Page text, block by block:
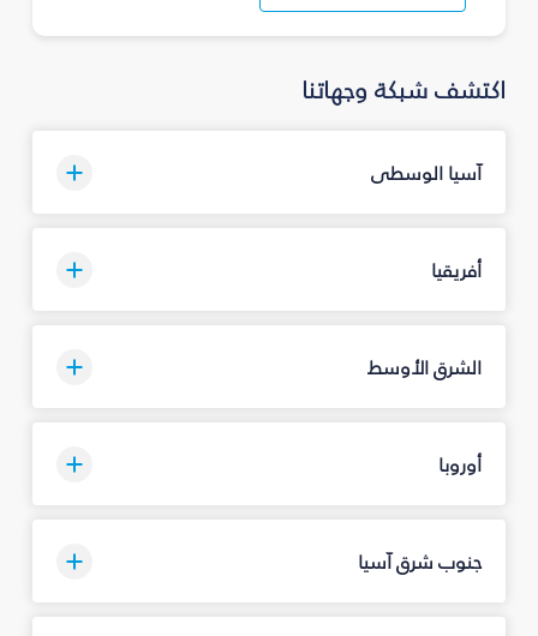
اكتشف شبكة وجهاتنا
آسيا الوسطى
أفريقيا
الشرق الأوسط
أوروبا
جنوب شرق آسيا